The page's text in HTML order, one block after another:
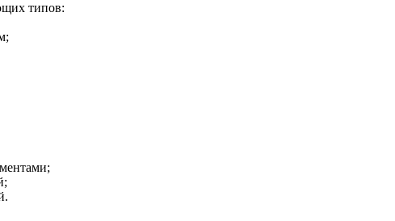
типов: